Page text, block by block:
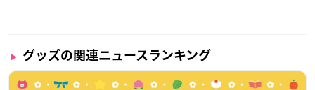
グッズの関連ニュースランキング